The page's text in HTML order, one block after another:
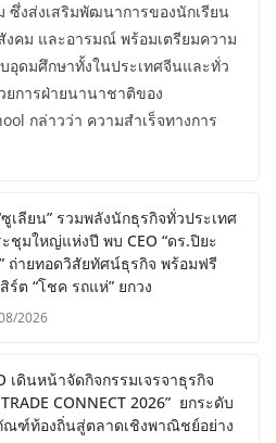
ซึ่งส่งเสริมพัฒนาการของนักเรียน
คม และอารมณ์ พร้อมเตรียมความ
อุดมศึกษาทั้งในประเทศจีนและทั่ว
การฝ่ายนานาชาติของ
กล่าวว่า ความสำเร็จทางการ
เลียน” รวมพลังนักธุรกิจทั่วประเทศ
ชุมใหญ่แห่งปี พบ CEO “ดร.ปิยะ
ถ่ายทอดวิสัยทัศน์ธุรกิจ พร้อมฟรี
ร์ต “โชค รถแห่” ยกวง
2026
เดินหน้าจัดกิจกรรมเจรจาธุรกิจ
CONNECT 2026” ยกระดับ
ณฑ์ท้องถิ่นสู่ตลาดเชิงพาณิชย์อย่าง